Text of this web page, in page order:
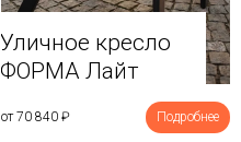
Уличное кресло
ФОРМА Лайт
от 70 840 ₽ Подробнее